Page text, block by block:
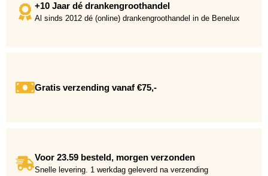
+10 Jaar dé drankengroothandel
Al sinds 2012 dé (online) drankengroothandel in de Benelux
Gratis verzending vanaf €75,-
Voor 23.59 besteld, morgen verzonden
Snelle levering. 1 werkdag geleverd na verzending